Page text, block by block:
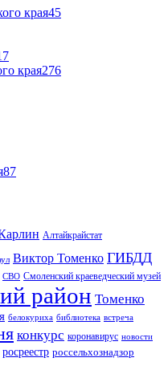
края45
края276
87
Алтайкрайстат
Виктор Томенко ГИБДД
СВО Смоленский краеведческий музей
район Томенко
белокуриха библиотека встреча
конкурс коронавирус новости
росреестр россельхознадзор